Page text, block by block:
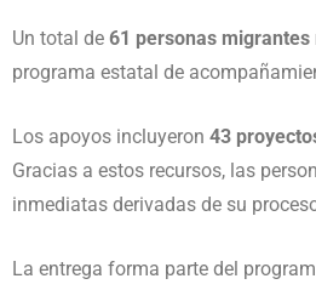
Un total de 61 personas
programa estatal de
Los apoyos incluyeron 43
Gracias a estos recursos, las
inmediatas derivadas de su
La entrega forma parte del